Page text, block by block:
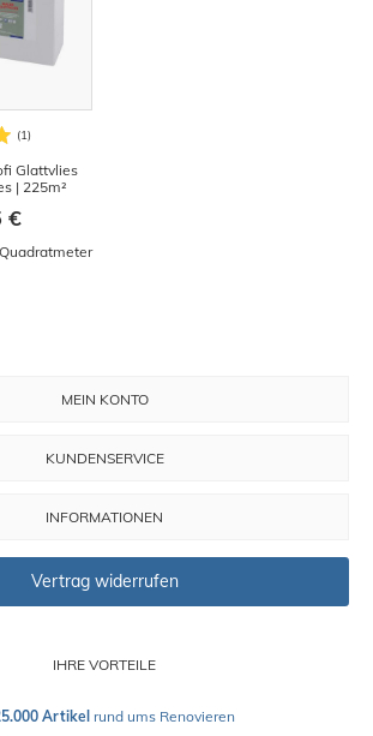
Glattvlies
| 225m²
€
IHRE VORTEILE
Artikel rund ums Renovieren
MEIN KONTO
KUNDENSERVICE
INFORMATIONEN
Vertrag widerrufen